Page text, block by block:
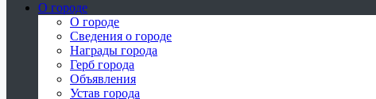
О городе
О городе
Сведения о городе
Награды города
Герб города
Объявления
Устав города